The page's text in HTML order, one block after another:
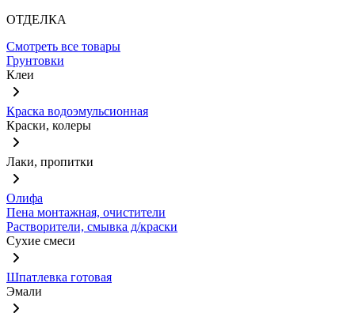
ОТДЕЛКА
Смотреть все товары
Грунтовки
Клеи
Краска водоэмульсионная
Краски, колеры
Лаки, пропитки
Олифа
Пена монтажная, очистители
Растворители, смывка д/краски
Сухие смеси
Шпатлевка готовая
Эмали